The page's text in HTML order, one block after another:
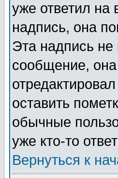
уже ответил
надпись, она
Эта надпись не
сообщение,
оставить
обычные
уже кто-то
Вернуться к